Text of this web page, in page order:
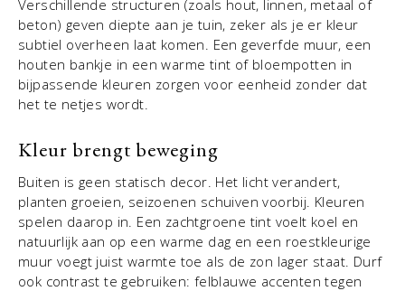
Verschillende structuren (zoals hout, linnen, metaal of
beton) geven diepte aan je tuin, zeker als je er kleur
subtiel overheen laat komen. Een geverfde muur, een
houten bankje in een warme tint of bloempotten in
bijpassende kleuren zorgen voor eenheid zonder dat
het te netjes wordt.
Kleur brengt beweging
Buiten is geen statisch decor. Het licht verandert,
planten groeien, seizoenen schuiven voorbij. Kleuren
spelen daarop in. Een zachtgroene tint voelt koel en
natuurlijk aan op een warme dag en een roestkleurige
muur voegt juist warmte toe als de zon lager staat. Durf
ook contrast te gebruiken: felblauwe accenten tegen